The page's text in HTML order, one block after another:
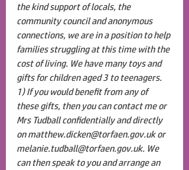
the kind support of locals, the
community council and anonymous
connections, we are in a position to help
families struggling at this time with the
cost of living. We have many toys and
gifts for children aged 3 to teenagers.
1) If you would benefit from any of
these gifts, then you can contact me or
Mrs Tudball confidentially and directly
on matthew.dicken@torfaen.gov.uk or
melanie.tudball@torfaen.gov.uk. We
can then speak to you and arrange an